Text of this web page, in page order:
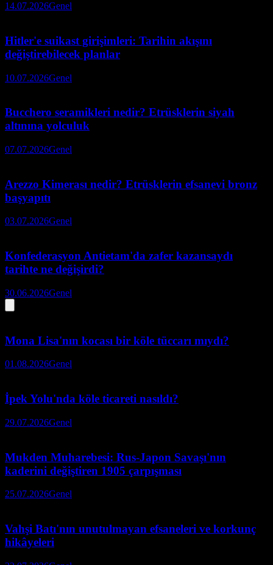
14.07.2026Genel
Hitler'e suikast girişimleri: Tarihin akışını
değiştirebilecek planlar
10.07.2026Genel
Bucchero seramikleri nedir? Etrüsklerin siyah
altınına yolculuk
07.07.2026Genel
Arezzo Kimerası nedir? Etrüsklerin efsanevi bronz
başyapıtı
03.07.2026Genel
Konfederasyon Antietam'da zafer kazansaydı
tarihte ne değişirdi?
30.06.2026Genel
Mona Lisa'nın kocası bir köle tüccarı mıydı?
01.08.2026Genel
İpek Yolu'nda köle ticareti nasıldı?
29.07.2026Genel
Mukden Muharebesi: Rus-Japon Savaşı'nın
kaderini değiştiren 1905 çarpışması
25.07.2026Genel
Vahşi Batı'nın unutulmayan efsaneleri ve korkunç
hikâyeleri